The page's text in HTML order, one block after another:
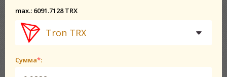
max.: 6091.7128 TRX
Tron TRX
Сумма*: